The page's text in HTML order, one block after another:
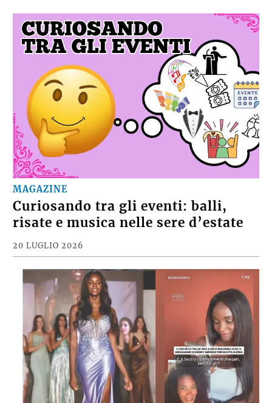
MAGAZINE
Curiosando tra gli eventi: balli,
risate e musica nelle sere d’estate
20 LUGLIO 2026